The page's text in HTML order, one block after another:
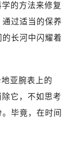
的方法来修复
过适当的保养
长河中闪耀着
亚腕表上的
它，不如思考
毕竟，在时间